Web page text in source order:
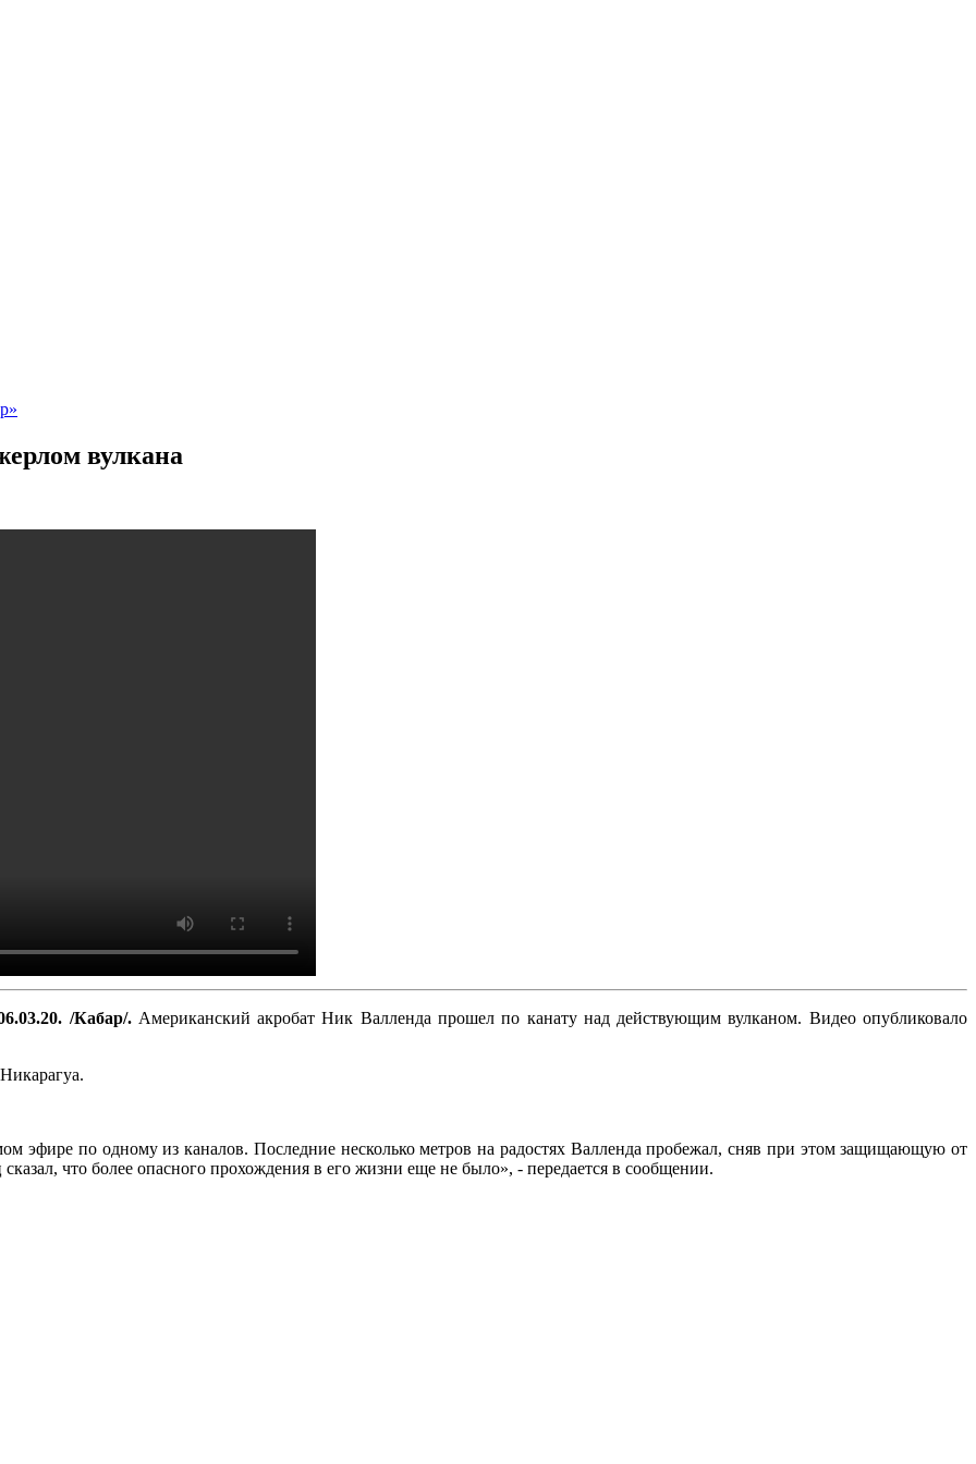
вулкана
/Кабар/.Американский акробат Ник Валленда прошел по канату над действующим вулканом. Видео опубликовало
эфире по одному из каналов. Последние несколько метров на радостях Валленда пробежал, сняв при этом защищающую от
что более опасного прохождения в его жизни еще не было», - передается в сообщении.